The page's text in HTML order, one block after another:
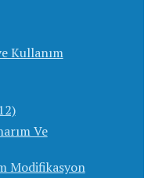
Kullanım
Ve
Modifikasyon